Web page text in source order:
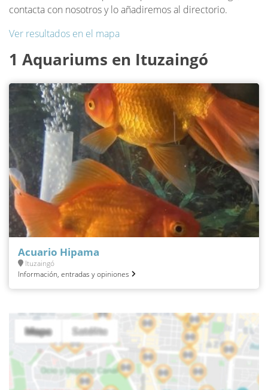
contacta con nosotros y lo añadiremos al directorio.
Ver resultados en el mapa
1 Aquariums en Ituzaingó
Acuario Hipama
Ituzaingó
Información, entradas y opiniones